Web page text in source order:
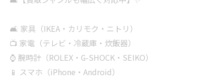
🛋 家具（IKEA・カリモク・ニトリ）
📺 家電（テレビ・冷蔵庫・炊飯器）
⌚ 腕時計（ROLEX・G-SHOCK・SEIKO）
📱 スマホ（iPhone・Android）